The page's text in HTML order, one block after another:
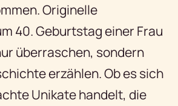
Originelle
40. Geburtstag einer Frau
überraschen, sondern
erzählen. Ob es sich
Unikate handelt, die